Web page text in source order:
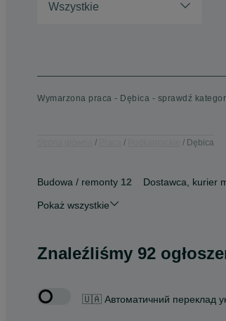
Wszystkie
Wymarzona praca - Dębica - sprawdź
Dębica
Budowa / remonty 12 Dostawca, kurier
Pokaż wszystkie
Znaleźliśmy 92
🇺🇦 Автоматичний переклад